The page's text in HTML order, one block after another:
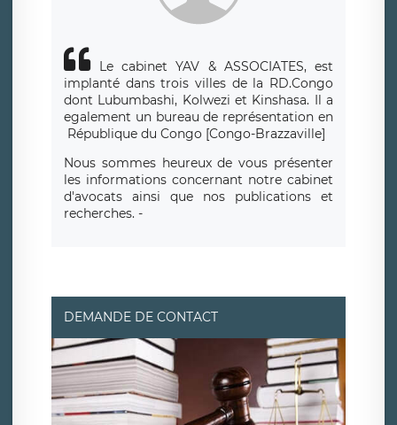
Le cabinet YAV & ASSOCIATES, est
implanté dans trois villes de la RD.Congo
dont Lubumbashi, Kolwezi et Kinshasa.
Il a
egalement un bureau de représentation en
République du Congo [Congo-Brazzaville]
Nous sommes heureux de vous présenter
les informations concernant notre cabinet
d'avocats ainsi que nos publications et
recherches. -
DEMANDE DE CONTACT